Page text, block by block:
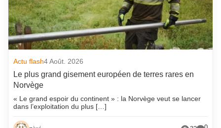
Actu flash4 Août. 2026
Le plus grand gisement européen de terres rares en
Norvège
« Le grand espoir du continent » : la Norvège veut se lancer
dans l’exploitation du plus […]